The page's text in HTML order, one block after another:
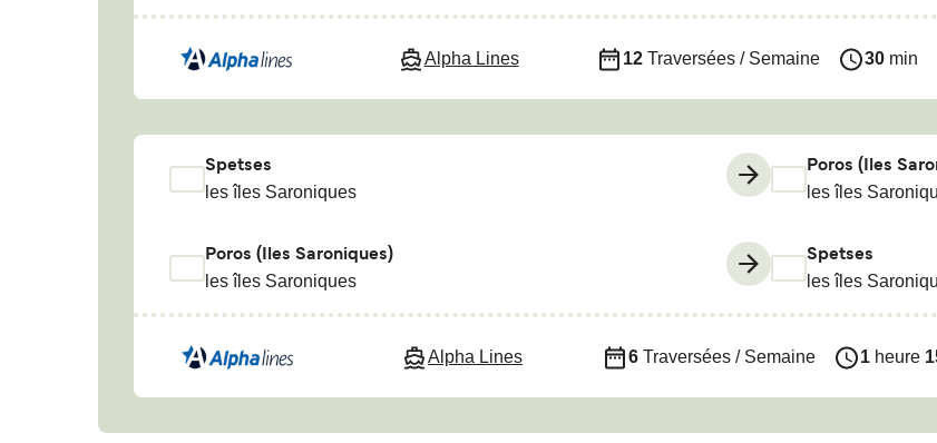
Alpha Lines 12 Traversées / Semaine 30 min
Spetses
les îles Saroniques
Poros (Iles
les îles
Poros (Iles Saroniques)
les îles Saroniques
Spetses
les îles
Alpha Lines 6Traversées / Semaine 1heure